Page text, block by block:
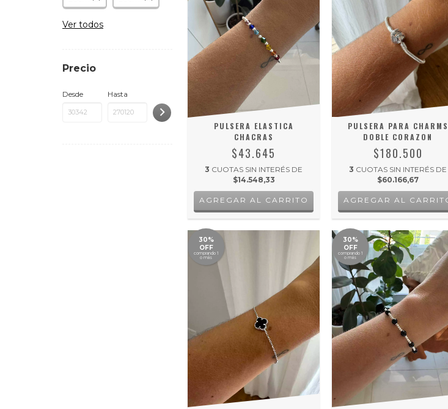
Ver todos
Precio
Desde Hasta
PULSERA ELASTICA
CHACRAS
$43.645
3 CUOTAS SIN INTERÉS DE
$14.548,33
PULSERA PARA CHARMS
DOBLE CORAZON
$180.500
3 CUOTAS SIN INTERÉS DE
$60.166,67
AGREGAR AL
30%
OFF
comprando 1
o más
30%
OFF
comprando 1
o más